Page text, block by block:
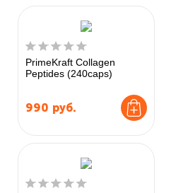
PrimeKraft Collagen
Peptides (240caps)
990 руб.